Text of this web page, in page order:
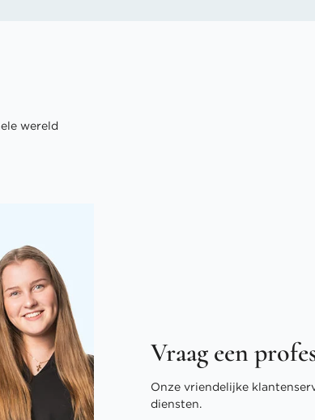
wereld
Vraag een
Onze vriendelijke
diensten.